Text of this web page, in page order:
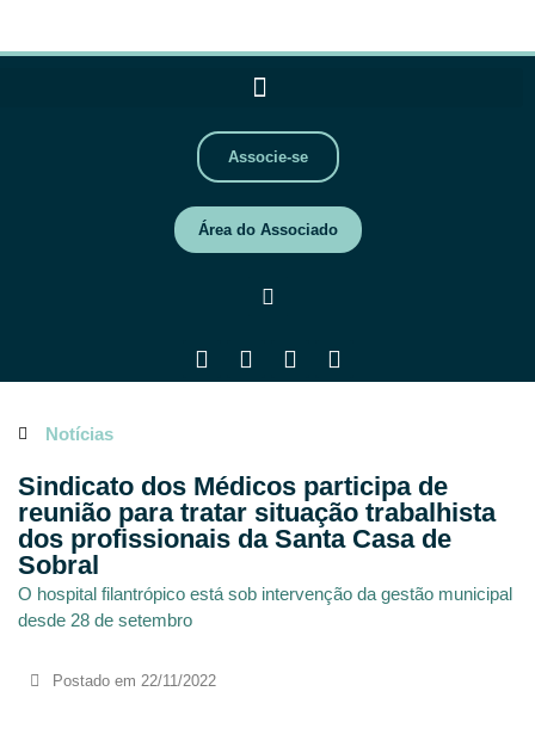
Associe-se
Área do Associado
Notícias
Sindicato dos Médicos participa de
reunião para tratar situação trabalhista
dos profissionais da Santa Casa de
Sobral
O hospital filantrópico está sob intervenção da gestão municipal
desde 28 de setembro
Postado em 22/11/2022